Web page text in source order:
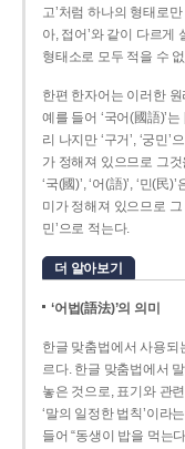
고’처럼 하나의 형태로
아, 접어’와 같이 다르게
형태소로 모두 적을 수
한편 한자어는 이러한
예를 들어 ‘국어(國語)’
리 나지만 ‘구거’, ‘궁민
가 정해져 있으므로 그
‘국(國)’, ‘어(語)’, ‘민(民
미가 정해져 있으므로
민’으로 적는다.
더 알아보기
‘어법(語法)’의 의미
한글 맞춤법에서 사용되
르다. 한글 맞춤법에서
놓은 것으로, 표기와 관
‘말의 일정한 법칙’이라
들어 “동생이 밥을 먹는